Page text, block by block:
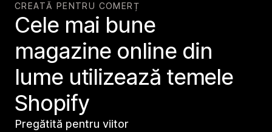
CREATĂ PENTRU COMERȚ
Cele mai bune
magazine online din
lume utilizează temele
Shopify
Pregătită pentru viitor